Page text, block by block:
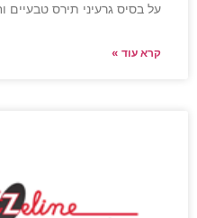
על בסיס גרעיני תירס
קרא עוד »